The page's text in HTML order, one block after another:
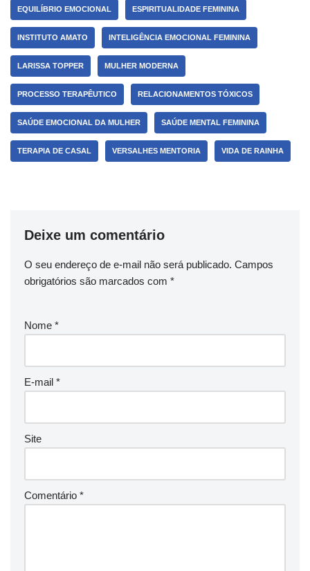
EQUILÍBRIO EMOCIONAL ESPIRITUALIDADE FEMININA
INSTITUTO AMATO INTELIGÊNCIA EMOCIONAL FEMININA
LARISSA TOPPER MULHER MODERNA
PROCESSO TERAPÊUTICO RELACIONAMENTOS TÓXICOS
SAÚDE EMOCIONAL DA MULHER SAÚDE MENTAL FEMININA
TERAPIA DE CASAL VERSALHES MENTORIA VIDA DE RAINHA
Deixe um comentário
O seu endereço de e-mail não será publicado. Campos
obrigatórios são marcados com *
Nome *
E-mail *
Site
Comentário *